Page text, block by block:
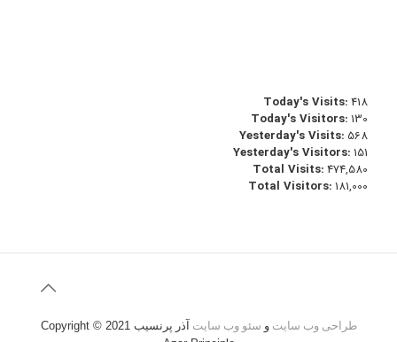
Today's Visits:418
Today's Visitors:130
Yesterday's Visits: 568
Yesterday's Visitors:151
Total Visits:474,580
Total Visitors:181,000
طراحی وب سایت و سئو وب سایت آذر پرنسیب Copyright © 2021